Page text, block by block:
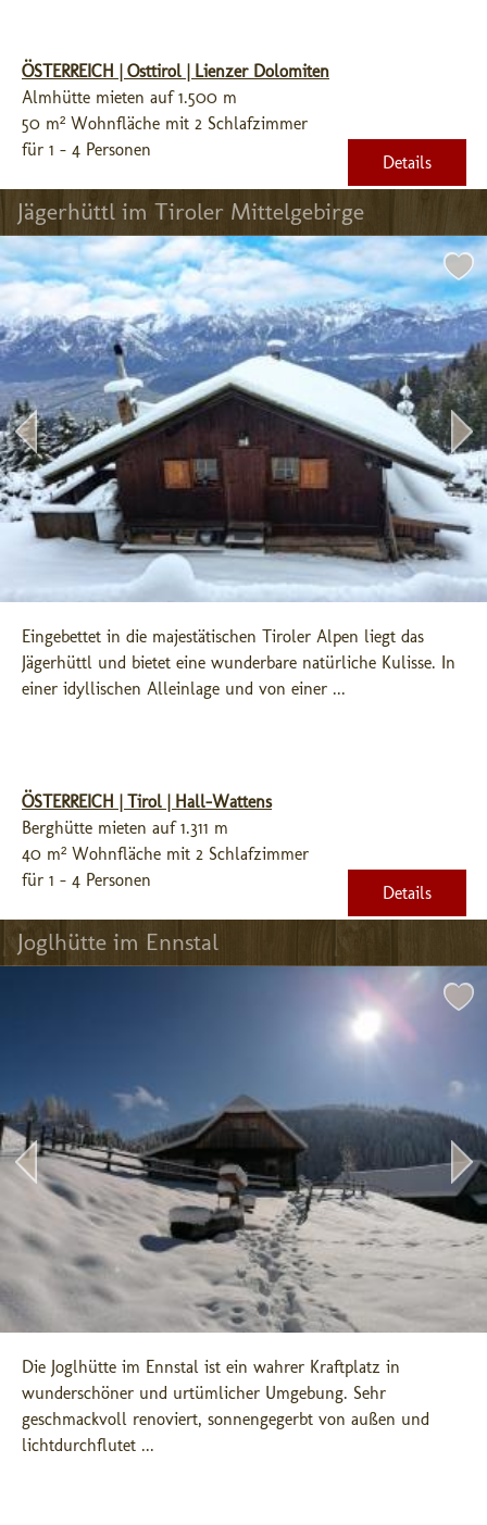
ÖSTERREICH | Osttirol | Lienzer Dolomiten
Almhütte mieten auf 1.500 m
50 m² Wohnfläche mit 2 Schlafzimmer
für 1 - 4 Personen
Details
Jägerhüttl im Tiroler Mittelgebirge
Eingebettet in die majestätischen Tiroler Alpen liegt das
Jägerhüttl und bietet eine wunderbare natürliche Kulisse. In
einer idyllischen Alleinlage und von einer ...
ÖSTERREICH | Tirol | Hall-Wattens
Berghütte mieten auf 1.311 m
40 m² Wohnfläche mit 2 Schlafzimmer
für 1 - 4 Personen
Details
Joglhütte im Ennstal
Die Joglhütte im Ennstal ist ein wahrer Kraftplatz in
wunderschöner und urtümlicher Umgebung. Sehr
geschmackvoll renoviert, sonnengegerbt von außen und
lichtdurchflutet ...